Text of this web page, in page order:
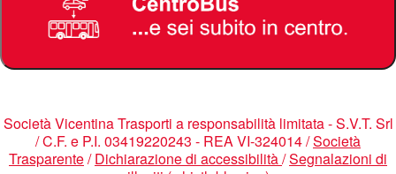
Società Vicentina Trasporti a responsabilità limitata - S.V.T. Srl
/ C.F. e P.I. 03419220243 - REA VI-324014 /Società
Trasparente/Dichiarazione di accessibilità/Segnalazioni di